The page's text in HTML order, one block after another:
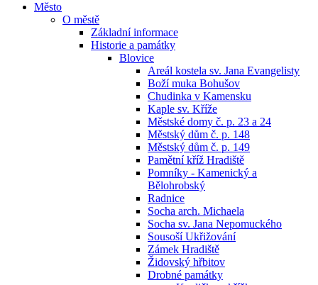
Město
O městě
Základní informace
Historie a památky
Blovice
Areál kostela sv. Jana Evangelisty
Boží muka Bohušov
Chudinka v Kamensku
Kaple sv. Kříže
Městské domy č. p. 23 a 24
Městský dům č. p. 148
Městský dům č. p. 149
Pamětní kříž Hradiště
Pomníky - Kamenický a
Bělohrobský
Radnice
Socha arch. Michaela
Socha sv. Jana Nepomuckého
Sousoší Ukřižování
Zámek Hradiště
Židovský hřbitov
Drobné památky